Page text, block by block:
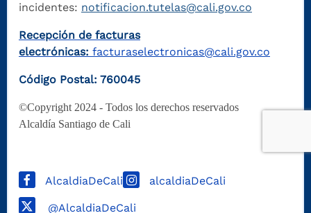
incidentes: notificacion.tutelas@cali.gov.co
Recepción de facturas
electrónicas: facturaselectronicas@cali.gov.co
Código Postal: 760045
©Copyright 2024 - Todos los derechos reservados
Alcaldía Santiago de Cali
AlcaldiaDeCali alcaldiaDeCali
@AlcaldiaDeCali